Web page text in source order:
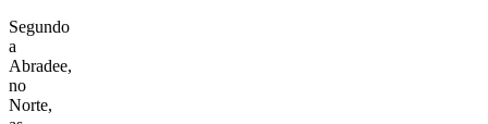
Segundo
a
Abradee,
no
Norte,